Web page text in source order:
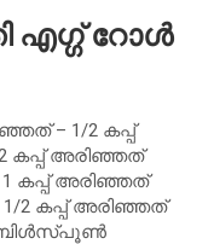
എഗ്ഗ്‌ റോൾ
– 1/2 കപ്പ്
2 കപ്പ് അരിഞ്ഞത്
കപ്പ് അരിഞ്ഞത്
1/2 കപ്പ് അരിഞ്ഞത്